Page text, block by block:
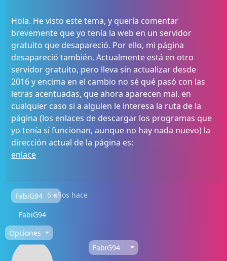
Hola. He visto este tema, y quería comentar
brevemente que yo tenía la web en un servidor
gratuito que desapareció. Por ello, mi página
desapareció también. Actualmente está en otro
servidor gratuito, pero lleva sin actualizar desde
2016 y encima en el cambio no sé qué pasó con las
letras acentuadas, que ahora aparecen mal. en
cualquier caso si a alguien le interesa la ruta de la
página (los enlaces de descargar los programas que
yo tenía sí funcionan, aunque no hay nada nuevo) la
dirección actual de la página es:
enlace
FabiG94
FabiG94
6 años hace
Opciones
FabiG94